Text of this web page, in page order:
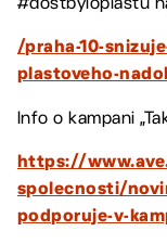
/praha-10-
plastoveho-
Info o kampani
https://
spolecnosti/
podporuje-v-